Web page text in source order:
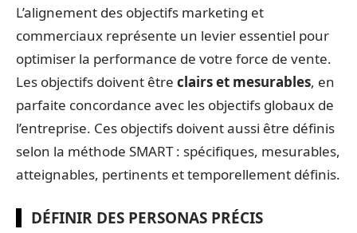
L’alignement des objectifs marketing et
commerciaux représente un levier essentiel pour
optimiser la performance de votre force de vente.
Les objectifs doivent être clairs et mesurables, en
parfaite concordance avec les objectifs globaux de
l’entreprise. Ces objectifs doivent aussi être définis
selon la méthode SMART : spécifiques, mesurables,
atteignables, pertinents et temporellement définis.
DÉFINIR DES PERSONAS PRÉCIS